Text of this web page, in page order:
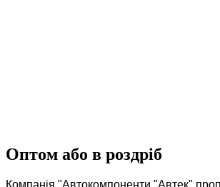
Оптом або в роздріб
Компанія "Автокомпоненти "Автек"